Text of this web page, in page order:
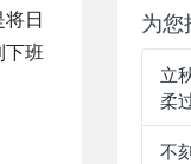
日
下班
为您
立
柔
不